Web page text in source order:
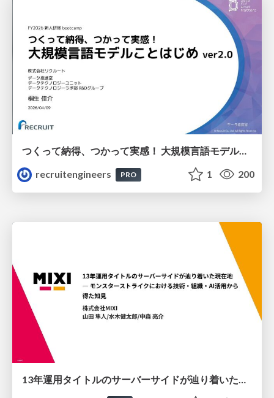
つくって納得、つかって実感！ 大規模言語モデルことはじめ ver2.0
recruitengineers
PRO 1 200